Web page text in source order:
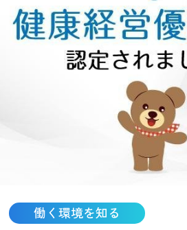
コロプラを知る
働く環境を知る